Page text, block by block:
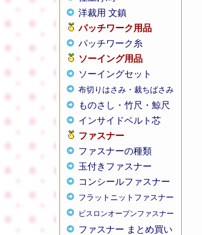
洋裁用 文鎮
パッチワーク用品
パッチワーク糸
ソーイング用品
ソーイングセット
布切りはさみ・裁ちばさみ
ものさし・竹尺・鯨尺
インサイドベルト芯
ファスナー
ファスナーの種類
玉付きファスナー
コンシールファスナー
フラットニットファスナー
ビスロンオープンファスナー
ファスナー まとめ買い